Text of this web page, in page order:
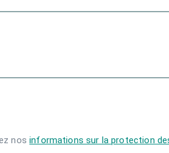
nosinformations sur la protection